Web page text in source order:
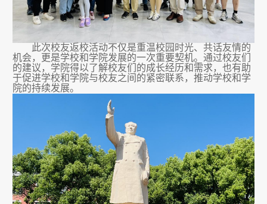
此次校友返校活动不仅是重温校园时光、共话友情的
机会，更是学校和学院发展的一次重要契机。通过校友们
的建议，学院得以了解校友们的成长经历和需求，也有助
于促进学校和学院与校友之间的紧密联系，推动学校和学
院的持续发展。